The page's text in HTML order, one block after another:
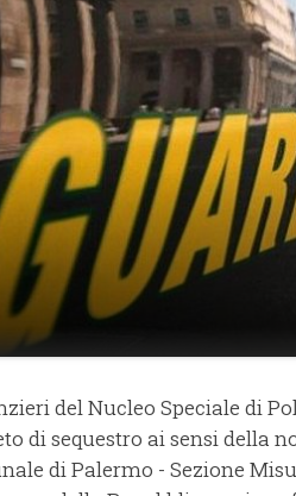
del Nucleo Speciale di
di sequestro ai sensi della
di Palermo - Sezione